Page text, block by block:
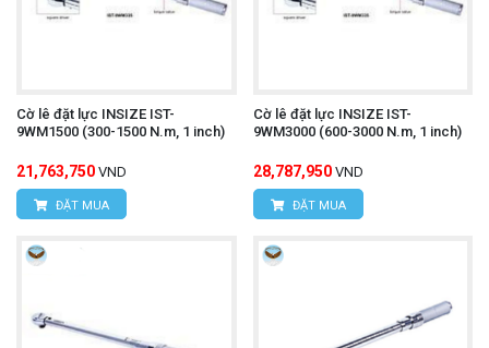
Cờ lê đặt lực INSIZE IST-
9WM1500 (300-1500 N.m, 1 inch)
21,763,750 VND
ĐẶT MUA
Cờ lê đặt lực INSIZE IST-
9WM3000 (600-3000 N.m, 1 inch)
28,787,950 VND
ĐẶT MUA